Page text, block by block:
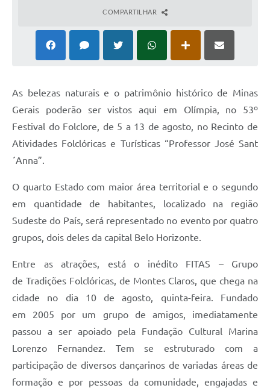
COMPARTILHAR
As belezas naturais e o patrimônio histórico de Minas
Gerais poderão ser vistos aqui em Olímpia, no 53º
Festival do Folclore, de 5 a 13 de agosto, no Recinto de
Atividades Folclóricas e Turísticas “Professor José Sant
´Anna”.
O quarto Estado com maior área territorial e o segundo
em quantidade de habitantes, localizado na região
Sudeste do País, será representado no evento por quatro
grupos, dois deles da capital Belo Horizonte.
Entre as atrações, está o inédito FITAS – Grupo
de Tradições Folclóricas, de Montes Claros, que chega na
cidade no dia 10 de agosto, quinta-feira. Fundado
em 2005 por um grupo de amigos, imediatamente
passou a ser apoiado pela Fundação Cultural Marina
Lorenzo Fernandez. Tem se estruturado com a
participação de diversos dançarinos de variadas áreas de
formação e por pessoas da comunidade, engajadas e